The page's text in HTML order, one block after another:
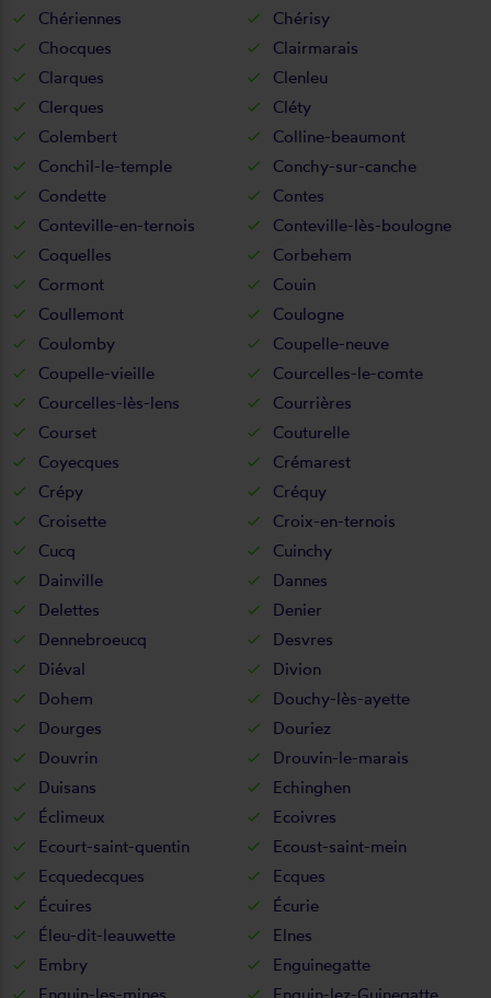
Chériennes
Chérisy
Chocques
Clairmarais
Clarques
Clenleu
Clerques
Cléty
Colembert
Colline-beaumont
Conchil-le-temple
Conchy-sur-canche
Condette
Contes
Conteville-en-ternois
Conteville-lès-boulogne
Coquelles
Corbehem
Cormont
Couin
Coullemont
Coulogne
Coulomby
Coupelle-neuve
Coupelle-vieille
Courcelles-le-comte
Courcelles-lès-lens
Courrières
Courset
Couturelle
Coyecques
Crémarest
Crépy
Créquy
Croisette
Croix-en-ternois
Cucq
Cuinchy
Dainville
Dannes
Delettes
Denier
Dennebroeucq
Desvres
Diéval
Divion
Dohem
Douchy-lès-ayette
Dourges
Douriez
Douvrin
Drouvin-le-marais
Duisans
Echinghen
Éclimeux
Ecoivres
Ecourt-saint-quentin
Ecoust-saint-mein
Ecquedecques
Ecques
Écuires
Écurie
Éleu-dit-leauwette
Elnes
Embry
Enguinegatte